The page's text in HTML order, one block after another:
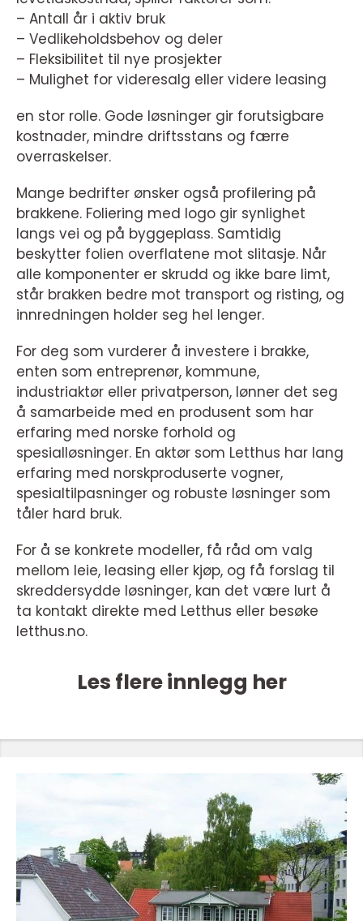
– Antall år i aktiv bruk
– Vedlikeholdsbehov og deler
– Fleksibilitet til nye prosjekter
– Mulighet for videresalg eller videre leasing
en stor rolle. Gode løsninger gir forutsigbare
kostnader, mindre driftsstans og færre
overraskelser.
Mange bedrifter ønsker også profilering på
brakkene. Foliering med logo gir synlighet
langs vei og på byggeplass. Samtidig
beskytter folien overflatene mot slitasje. Når
alle komponenter er skrudd og ikke bare limt,
står brakken bedre mot transport og risting, og
innredningen holder seg hel lenger.
For deg som vurderer å investere i brakke,
enten som entreprenør, kommune,
industriaktør eller privatperson, lønner det seg
å samarbeide med en produsent som har
erfaring med norske forhold og
spesialløsninger. En aktør som Letthus har lang
erfaring med norskproduserte vogner,
spesialtilpasninger og robuste løsninger som
tåler hard bruk.
For å se konkrete modeller, få råd om valg
mellom leie, leasing eller kjøp, og få forslag til
skreddersydde løsninger, kan det være lurt å
ta kontakt direkte med Letthus eller besøke
letthus.no.
Les flere innlegg her